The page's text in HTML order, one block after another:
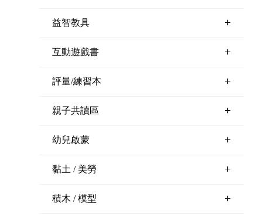
益智教具 +
互動遊戲書 +
評量/練習本 +
親子共讀區 +
幼兒啟蒙 +
黏土 / 美勞 +
積木 / 模型 +